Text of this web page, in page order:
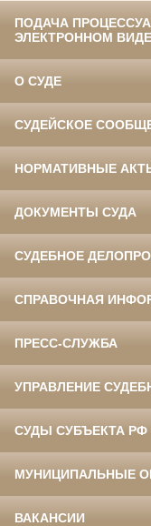
ПОДАЧА
ЭЛЕКТРОННОМ ВИДЕ
О СУДЕ
СУДЕЙСКОЕ
НОРМАТИВНЫЕ
ДОКУМЕНТЫ СУДА
СУДЕБНОЕ
СПРАВОЧНАЯ
ПРЕСС-СЛУЖБА
УПРАВЛЕНИЕ
СУДЫ СУБЪЕКТА РФ
МУНИЦИПАЛЬНЫЕ
ВАКАНСИИ